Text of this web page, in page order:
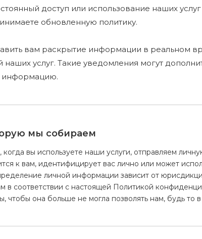
доступ или использование наших
обновленную политику.
вам раскрытие информации в реальном
услуг. Такие уведомления могут
информацию.
мы собираем
вы используете наши услуги, отправляем
к вам, идентифицирует вас лично или может
личной информации зависит от
в соответствии с настоящей Политикой
чтобы она больше не могла позволять нам, будь